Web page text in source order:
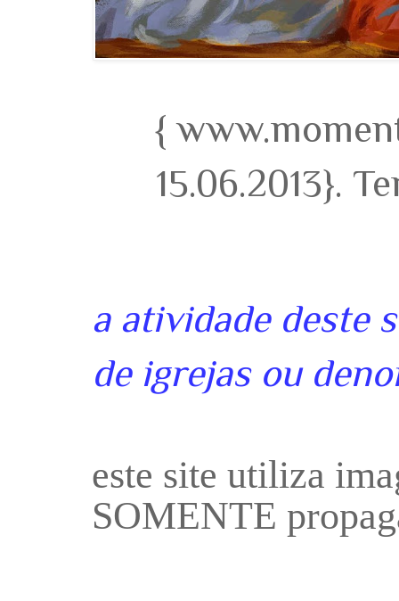
{
15.06.2013}.
a atividade deste
de igrejas ou
este site utiliza
SOMENTE